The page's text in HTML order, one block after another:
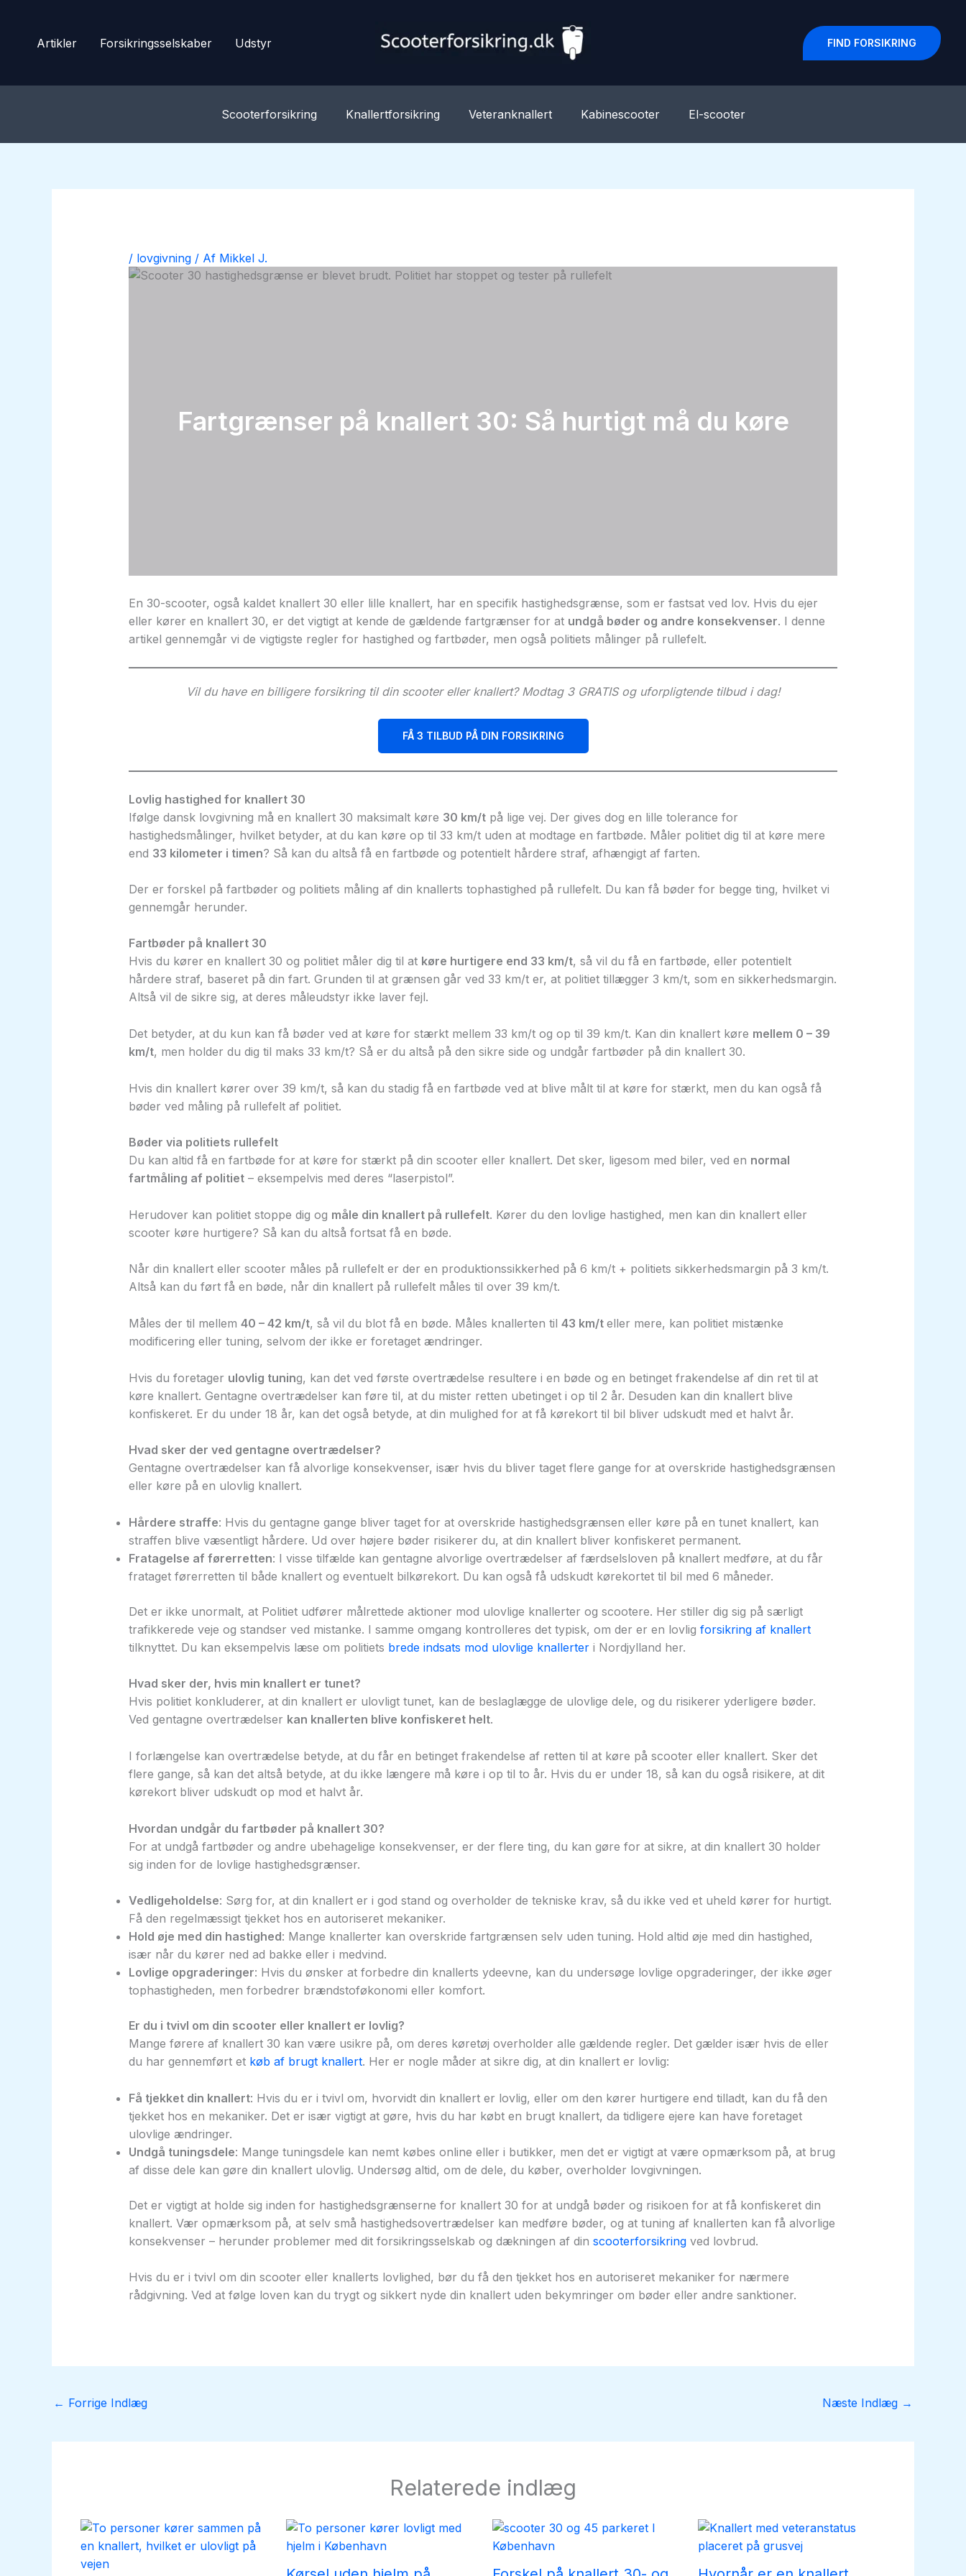
indholdetArtikler Forsikringsselskaber Udstyr FIND FORSIKRING
Scooterforsikring Knallertforsikring Veteranknallert Kabinescooter El-scooter
/ lovgivning/ Af Mikkel J.
Fartgrænser på knallert 30: Så hurtigt må du køre
En 30-scooter, også kaldet knallert 30 eller lille knallert, har en specifik hastighedsgrænse, som er fastsat ved lov. Hvis du ejer
eller kører en knallert 30, er det vigtigt at kende de gældende fartgrænser for at undgå bøder og andre konsekvenser. I denne
artikel gennemgår vi de vigtigste regler for hastighed og fartbøder, men også politiets målinger på rullefelt.
Vil du have en billigere forsikring til din scooter eller knallert? Modtag 3 GRATIS og uforpligtende tilbud i dag!
FÅ 3 TILBUD PÅ DIN FORSIKRING
Lovlig hastighed for knallert 30
Ifølge dansk lovgivning må en knallert 30 maksimalt køre 30 km/tpå lige vej. Der gives dog en lille tolerance for
hastighedsmålinger, hvilket betyder, at du kan køre op til 33 km/t uden at modtage en fartbøde. Måler politiet dig til at køre mere
end 33 kilometer i timen? Så kan du altså få en fartbøde og potentielt hårdere straf, afhængigt af farten.
Der er forskel på fartbøder og politiets måling af din knallerts tophastighed på rullefelt. Du kan få bøder for begge ting, hvilket vi
gennemgår herunder.
Fartbøder på knallert 30
Hvis du kører en knallert 30 og politiet måler dig til at køre hurtigere end 33 km/t, så vil du få en fartbøde, eller potentielt
hårdere straf, baseret på din fart. Grunden til at grænsen går ved 33 km/t er, at politiet tillægger 3 km/t, som en sikkerhedsmargin.
Altså vil de sikre sig, at deres måleudstyr ikke laver fejl.
Det betyder, at du kun kan få bøder ved at køre for stærkt mellem 33 km/t og op til 39 km/t. Kan din knallert køre mellem 0 – 39
km/t, men holder du dig til maks 33 km/t? Så er du altså på den sikre side og undgår fartbøder på din knallert 30.
Hvis din knallert kører over 39 km/t, så kan du stadig få en fartbøde ved at blive målt til at køre for stærkt, men du kan også få
bøder ved måling på rullefelt af politiet.
Bøder via politiets rullefelt
Du kan altid få en fartbøde for at køre for stærkt på din scooter eller knallert. Det sker, ligesom med biler, ved en normal
fartmåling af politiet– eksempelvis med deres “laserpistol”.
Herudover kan politiet stoppe dig og måle din knallert på rullefelt. Kører du den lovlige hastighed, men kan din knallert eller
scooter køre hurtigere? Så kan du altså fortsat få en bøde.
Når din knallert eller scooter måles på rullefelt er der en produktionssikkerhed på 6 km/t + politiets sikkerhedsmargin på 3 km/t.
Altså kan du ført få en bøde, når din knallert på rullefelt måles til over 39 km/t.
Måles der til mellem 40 – 42 km/t, så vil du blot få en bøde. Måles knallerten til 43 km/t eller mere, kan politiet mistænke
modificering eller tuning, selvom der ikke er foretaget ændringer.
Hvis du foretager ulovlig tuning, kan det ved første overtrædelse resultere i en bøde og en betinget frakendelse af din ret til at
køre knallert. Gentagne overtrædelser kan føre til, at du mister retten ubetinget i op til 2 år. Desuden kan din knallert blive
konfiskeret. Er du under 18 år, kan det også betyde, at din mulighed for at få kørekort til bil bliver udskudt med et halvt år.
Hvad sker der ved gentagne overtrædelser?
Gentagne overtrædelser kan få alvorlige konsekvenser, især hvis du bliver taget flere gange for at overskride hastighedsgrænsen
eller køre på en ulovlig knallert.
Hårdere straffe: Hvis du gentagne gange bliver taget for at overskride hastighedsgrænsen eller køre på en tunet knallert, kan
straffen blive væsentligt hårdere. Ud over højere bøder risikerer du, at din knallert bliver konfiskeret permanent.
Fratagelse af førerretten: I visse tilfælde kan gentagne alvorlige overtrædelser af færdselsloven på knallert medføre, at du får
frataget førerretten til både knallert og eventuelt bilkørekort. Du kan også få udskudt kørekortet til bil med 6 måneder.
Det er ikke unormalt, at Politiet udfører målrettede aktioner mod ulovlige knallerter og scootere. Her stiller dig sig på særligt
trafikkerede veje og standser ved mistanke. I samme omgang kontrolleres det typisk, om der er en lovlig forsikring af knallert
tilknyttet. Du kan eksempelvis læse om politiets brede indsats mod ulovlige knallerteri Nordjylland her.
Hvad sker der, hvis min knallert er tunet?
Hvis politiet konkluderer, at din knallert er ulovligt tunet, kan de beslaglægge de ulovlige dele, og du risikerer yderligere bøder.
Ved gentagne overtrædelser kan knallerten blive konfiskeret helt.
I forlængelse kan overtrædelse betyde, at du får en betinget frakendelse af retten til at køre på scooter eller knallert. Sker det
flere gange, så kan det altså betyde, at du ikke længere må køre i op til to år. Hvis du er under 18, så kan du også risikere, at dit
kørekort bliver udskudt op mod et halvt år.
Hvordan undgår du fartbøder på knallert 30?
For at undgå fartbøder og andre ubehagelige konsekvenser, er der flere ting, du kan gøre for at sikre, at din knallert 30 holder
sig inden for de lovlige hastighedsgrænser.
Vedligeholdelse: Sørg for, at din knallert er i god stand og overholder de tekniske krav, så du ikke ved et uheld kører for hurtigt.
Få den regelmæssigt tjekket hos en autoriseret mekaniker.
Hold øje med din hastighed: Mange knallerter kan overskride fartgrænsen selv uden tuning. Hold altid øje med din hastighed,
især når du kører ned ad bakke eller i medvind.
Lovlige opgraderinger: Hvis du ønsker at forbedre din knallerts ydeevne, kan du undersøge lovlige opgraderinger, der ikke øger
tophastigheden, men forbedrer brændstoføkonomi eller komfort.
Er du i tvivl om din scooter eller knallert er lovlig?
Mange førere af knallert 30 kan være usikre på, om deres køretøj overholder alle gældende regler. Det gælder især hvis de eller
du har gennemført et køb af brugt knallert. Her er nogle måder at sikre dig, at din knallert er lovlig:
Få tjekket din knallert: Hvis du er i tvivl om, hvorvidt din knallert er lovlig, eller om den kører hurtigere end tilladt, kan du få den
tjekket hos en mekaniker. Det er især vigtigt at gøre, hvis du har købt en brugt knallert, da tidligere ejere kan have foretaget
ulovlige ændringer.
Undgå tuningsdele: Mange tuningsdele kan nemt købes online eller i butikker, men det er vigtigt at være opmærksom på, at brug
af disse dele kan gøre din knallert ulovlig. Undersøg altid, om de dele, du køber, overholder lovgivningen.
Det er vigtigt at holde sig inden for hastighedsgrænserne for knallert 30 for at undgå bøder og risikoen for at få konfiskeret din
knallert. Vær opmærksom på, at selv små hastighedsovertrædelser kan medføre bøder, og at tuning af knallerten kan få alvorlige
konsekvenser – herunder problemer med dit forsikringsselskab og dækningen af din scooterforsikringved lovbrud.
Hvis du er i tvivl om din scooter eller knallerts lovlighed, bør du få den tjekket hos en autoriseret mekaniker for nærmere
rådgivning. Ved at følge loven kan du trygt og sikkert nyde din knallert uden bekymringer om bøder eller andre sanktioner.
← Forrige Indlæg Næste Indlæg →
Relaterede indlæg